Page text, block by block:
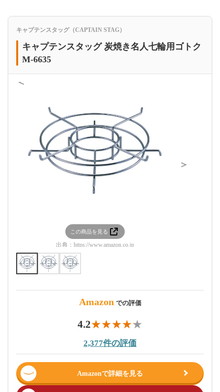
キャプテンスタッグ（CAPTAIN STAG）
キャプテンスタッグ 炭焼き名人七輪用ゴトク
M-6635
＜
この商品を見る
出典： https://www.amazon.co.jp
＞
Amazon での評価
4.2
2,377件の評価
Amazonで詳細を見る